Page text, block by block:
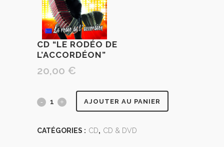
CD “LE RODÉO DE
L’ACCORDÉON”
20,00 €
AJOUTER AU PANIER
CATÉGORIES : CD, CD & DVD